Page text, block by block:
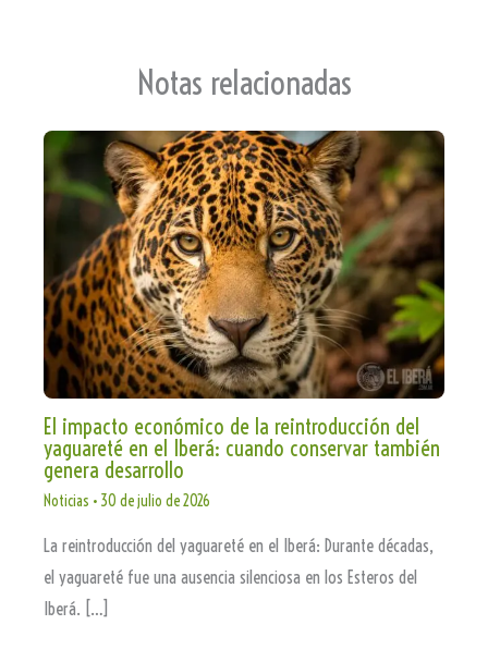
te
Notas relacionadas
El impacto económico de la reintroducción del
yaguareté en el Iberá: cuando conservar también
genera desarrollo
Noticias • 30 de julio de 2026
La reintroducción del yaguareté en el Iberá: Durante décadas,
el yaguareté fue una ausencia silenciosa en los Esteros del
Iberá. […]